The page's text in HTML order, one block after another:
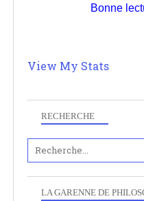
RECHERCHE
LA GARENNE DE
Bonne
View My Stats